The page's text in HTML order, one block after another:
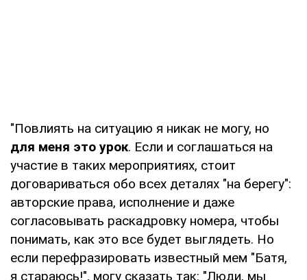
"Повлиять на ситуацию я никак не могу, но
для меня это урок. Если и соглашаться на
участие в таких мероприятиях, стоит
договариваться обо всех деталях "на берегу":
авторские права, исполнение и даже
согласовывать раскадровку номера, чтобы
понимать, как это все будет выглядеть. Но
если перефразировать известный мем "Батя,
я стараюсь!", могу сказать так: "Люди, мы